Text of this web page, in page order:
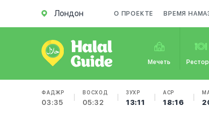
Лондон О ПРОЕКТЕ ВРЕМЯ
Мечеть
ФАДЖР
03:35
ВОСХОД
05:32
ЗУХР
13:11
АСР
18:16